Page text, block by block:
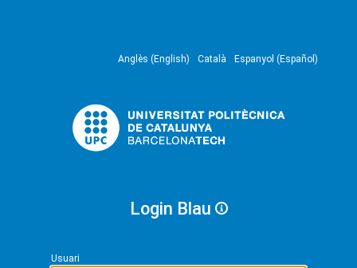
Anglès (English) Català Espanyol (Español)
Login Blau
Usuari